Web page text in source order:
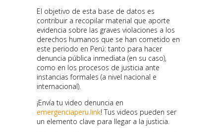
El objetivo de esta base de datos es
contribuir a recopilar material que aporte
evidencia sobre las graves violaciones a los
derechos humanos que se han cometido en
este periodo en Perú: tanto para hacer
denuncia pública inmediata (en su caso),
como en los procesos de justicia ante
instancias formales (a nivel nacional e
internacional).
¡Envía tu video denuncia en
emergenciaperu.link!Tus videos pueden ser
un elemento clave para llegar a la justicia.